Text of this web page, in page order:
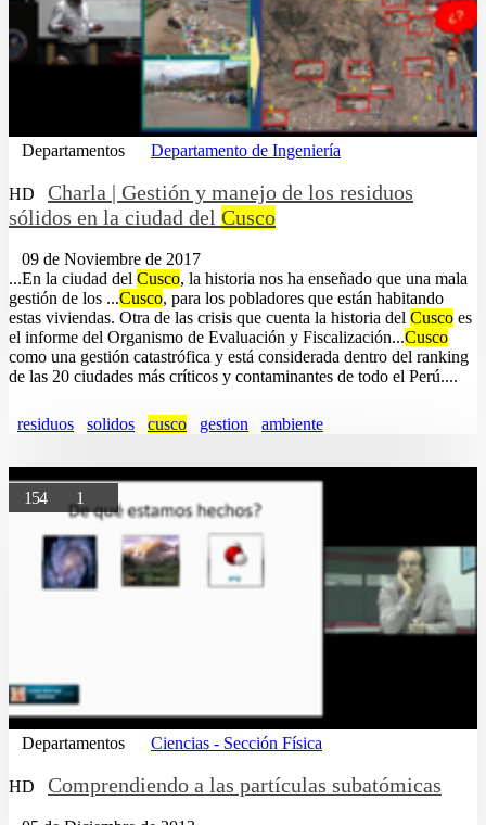
Departamentos Departamento de Ingeniería
HD
Charla | Gestión y manejo de los residuos
sólidos en la ciudad del Cusco
09 de Noviembre de 2017
...En la ciudad del Cusco, la historia nos ha enseñado que una mala
gestión de los ...Cusco, para los pobladores que están habitando
estas viviendas. Otra de las crisis que cuenta la historia del Cusco es
el informe del Organismo de Evaluación y Fiscalización...Cusco
como una gestión catastrófica y está considerada dentro del ranking
de las 20 ciudades más críticos y contaminantes de todo el Perú....
residuos solidos cusco gestion ambiente
154 1
Departamentos Ciencias - Sección Física
HD Comprendiendo a las partículas subatómicas